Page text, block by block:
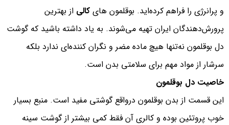
و پرانرژی را فراهم کرده‌اید. بوقلمون های کالی از بهترین
پرورش‌دهندگان ایران تهیه می‌شوند. به یاد داشته باشید که گوشت
دل بوقلمون نه‌تنها هیچ ماده مضر و نگران کننده‌ای ندارد بلکه
سرشار از مواد مهم برای سلامتی بدن است.
خاصیت دل بوقلمون
این قسمت از بدن بوقلمون درواقع گوشتی مفید است. منبع بسیار
خوب پروتئین بوده و کالری آن فقط کمی بیشتر از گوشت سینه